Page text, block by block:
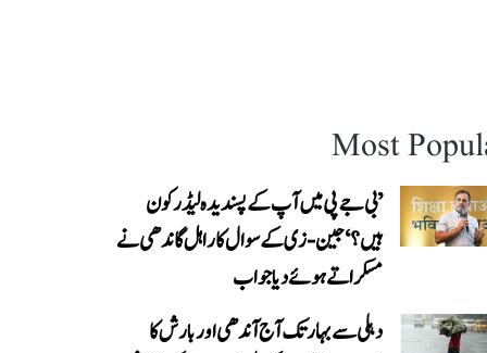
Most
’بی جے پی میں آپ کے پسندیدہ لیڈر کون
ہیں؟‘ جین-زی کے سوال کا راہل گاندھی نے
مسکراتے ہوئے دیا جواب
دہلی سے بہار تک آج آندھی اور بارش کا